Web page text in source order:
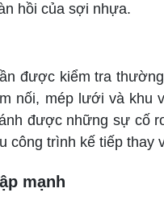
hồi của sợi nhựa.
được kiểm tra
nối, mép lưới và
được những sự cố
công trình kế tiếp thay
mạnh